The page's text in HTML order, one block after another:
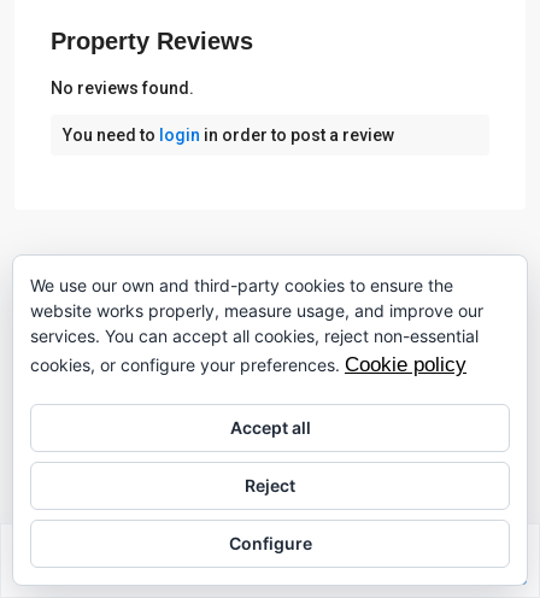
Property Reviews
No reviews found.
You need to login in order to post a review
Benitachell
We use our own and third-party cookies to ensure the
website works properly, measure usage, and improve our
services. You can accept all cookies, reject non-essential
cookies, or configure your preferences. Cookie policy
Accept all
Reject
Configure